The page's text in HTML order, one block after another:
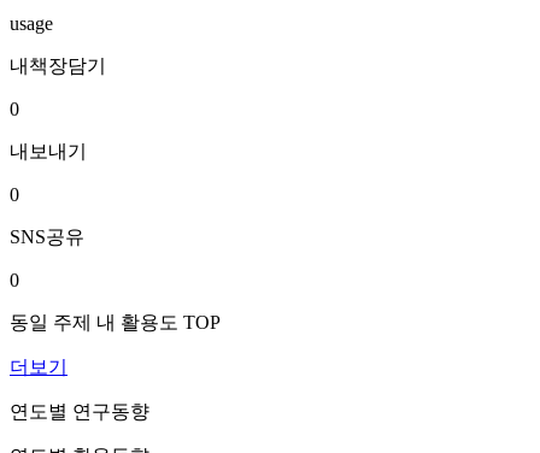
usage
내책장담기
0
내보내기
0
SNS공유
0
동일 주제 내 활용도 TOP
더보기
연도별 연구동향